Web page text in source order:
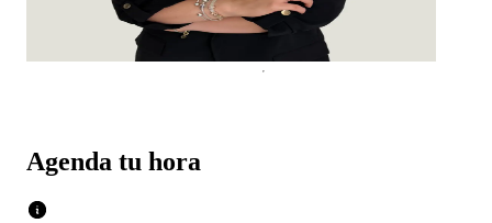
Agenda tu hora